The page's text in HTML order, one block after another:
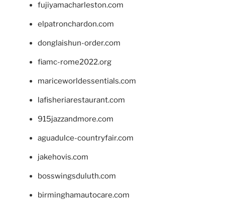
fujiyamacharleston.com
elpatronchardon.com
donglaishun-order.com
fiamc-rome2022.org
mariceworldessentials.com
lafisheriarestaurant.com
915jazzandmore.com
aguadulce-countryfair.com
jakehovis.com
bosswingsduluth.com
birminghamautocare.com